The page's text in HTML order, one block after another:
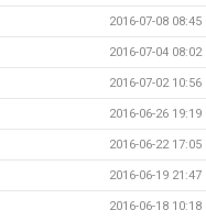
2016-07-08 08:45
2016-07-04 08:02
2016-07-02 10:56
2016-06-26 19:19
2016-06-22 17:05
2016-06-19 21:47
2016-06-18 10:18